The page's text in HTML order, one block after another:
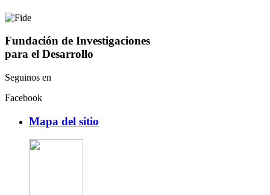
Fundación de Investigaciones
para el Desarrollo
Seguinos en
Facebook
Mapa del sitio